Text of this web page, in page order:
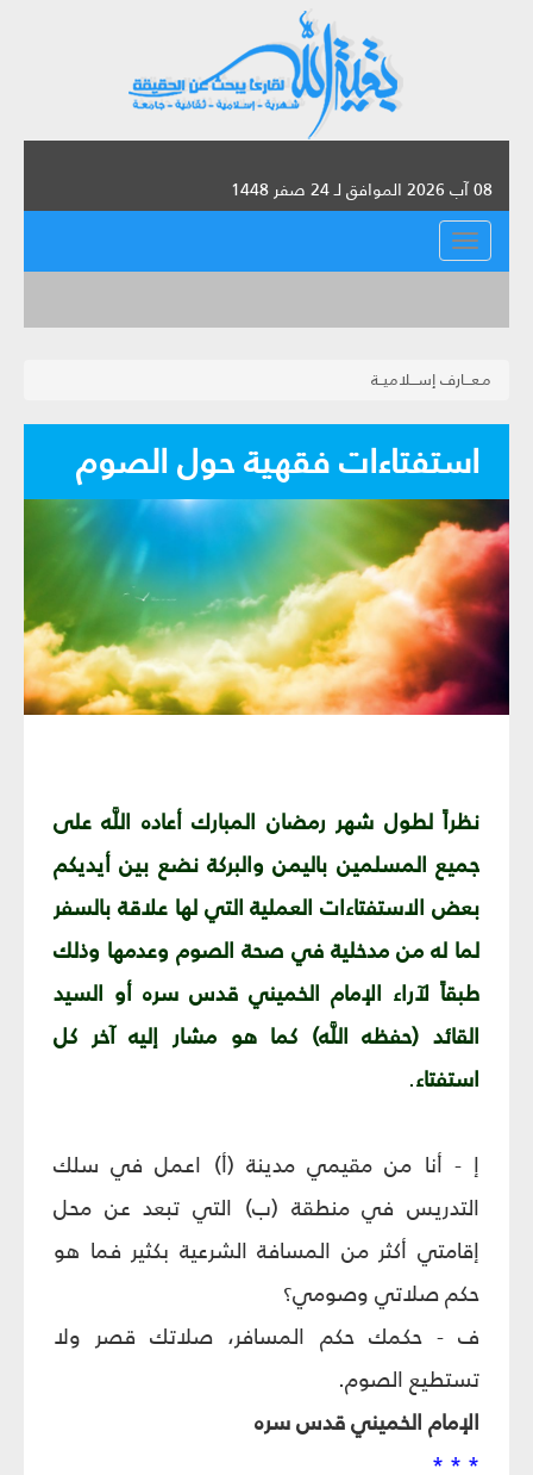
08 آب 2026 الموافق لـ 24 صفر 1448
القائمة
مـعـــارف إســـلاميــة
استفتاءات فقهية حول الصوم
نظراً لطول شهر رمضان المبارك أعاده اللَّه على
جميع المسلمين باليمن والبركة نضع بين أيديكم
بعض الاستفتاءات العملية التي لها علاقة بالسفر
لما له من مدخلية في صحة الصوم وعدمها وذلك
طبقاً لآراء الإمام الخميني قدس سره أو السيد
القائد (حفظه اللَّه) كما هو مشار إليه آخر كل
استفتاء.
إ - أنا من مقيمي مدينة (أ) اعمل في سلك
التدريس في منطقة (ب) التي تبعد عن محل
إقامتي أكثر من المسافة الشرعية بكثير فما هو
حكم صلاتي وصومي؟
ف - حكمك حكم المسافر، صلاتك قصر ولا
تستطيع الصوم.
الإمام الخميني قدس سره
* * *